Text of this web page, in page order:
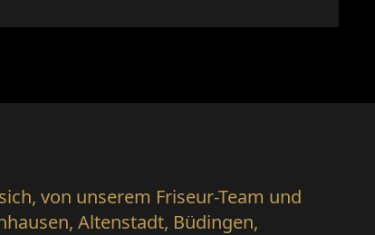
von unserem Friseur-Team und
Altenstadt, Büdingen,